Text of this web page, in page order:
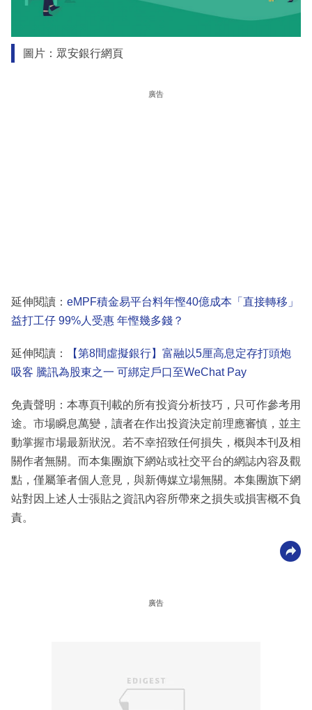
圖片：眾安銀行網頁
廣告
延伸閱讀： eMPF積金易平台料年慳40億成本「直接轉移」
益打工仔 99%人受惠 年慳幾多錢？
延伸閱讀：
【第8間虛擬銀行】富融以5厘高息定存打頭炮
吸客 騰訊為股東之一 可綁定戶口至WeChat Pay
免責聲明：本專頁刊載的所有投資分析技巧，只可作參考用
途。市場瞬息萬變，讀者在作出投資決定前理應審慎，並主
動掌握市場最新狀況。若不幸招致任何損失，概與本刊及相
關作者無關。而本集團旗下網站或社交平台的網誌內容及觀
點，僅屬筆者個人意見，與新傳媒立場無關。本集團旗下網
站對因上述人士張貼之資訊內容所帶來之損失或損害概不負
責。
廣告